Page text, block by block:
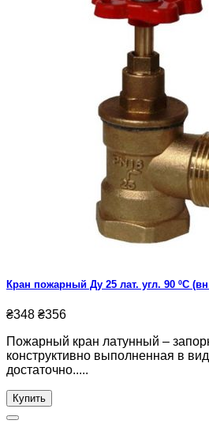
Кран пожарный Ду 25 лат. угл. 90 ºС
₴348 ₴356
Пожарный кран латунный –
конструктивно выполненная в
достаточно.....
Купить